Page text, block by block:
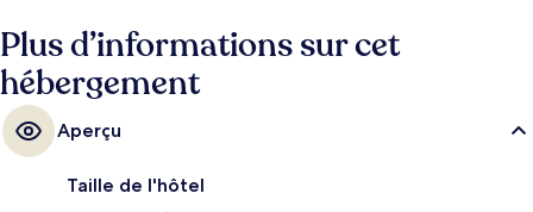
Plus d’informations sur cet
hébergement
Aperçu
Taille de l'hôtel